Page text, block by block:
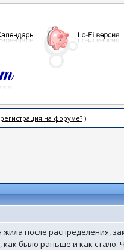
на форуме?)
после распределения,
было раньше и как стало.